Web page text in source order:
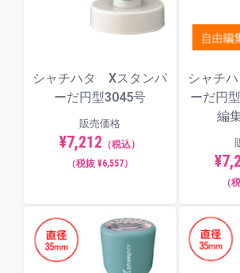
シャチハタ Xスタンパ
ーだ円型3045号
販売価格
¥7,212 （税込）
（税抜 ¥6,557）
シャチ
ーだ円
編
（